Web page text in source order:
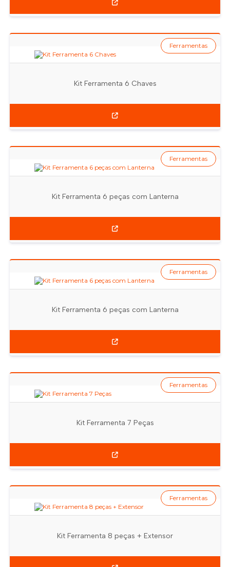
Kit Ferramenta 6 Chaves
Ferramentas
Kit Ferramenta 6 peças com Lanterna
Ferramentas
Kit Ferramenta 6 peças com Lanterna
Ferramentas
Kit Ferramenta 7 Peças
Ferramentas
Kit Ferramenta 8 peças + Extensor
Ferramentas